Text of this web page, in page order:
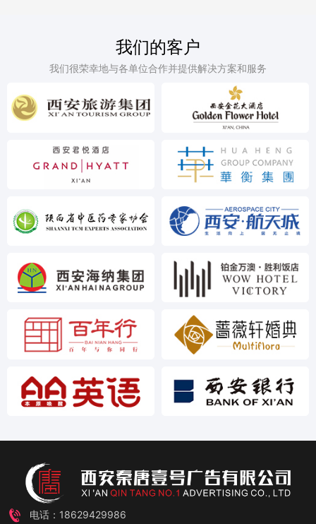
我们的客户
我们很荣幸地与各单位合作并提供解决方案和服务
电话：18629429986